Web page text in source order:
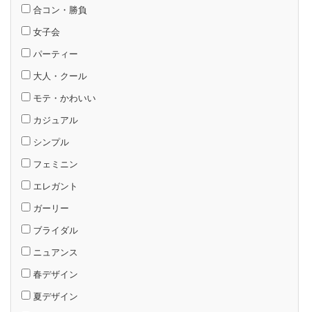
合コン・勝負
女子会
パーティー
大人・クール
モテ・かわいい
カジュアル
シンプル
フェミニン
エレガント
ガーリー
ブライダル
ニュアンス
春デザイン
夏デザイン